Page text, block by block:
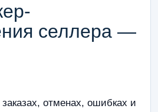
селлера —
отменах, ошибках и